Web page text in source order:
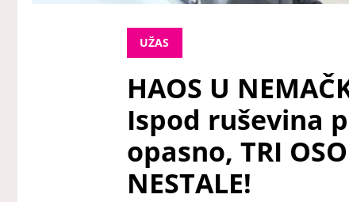
UŽAS
HAOS U
Ispod ruševina
opasno, TRI
NESTALE!